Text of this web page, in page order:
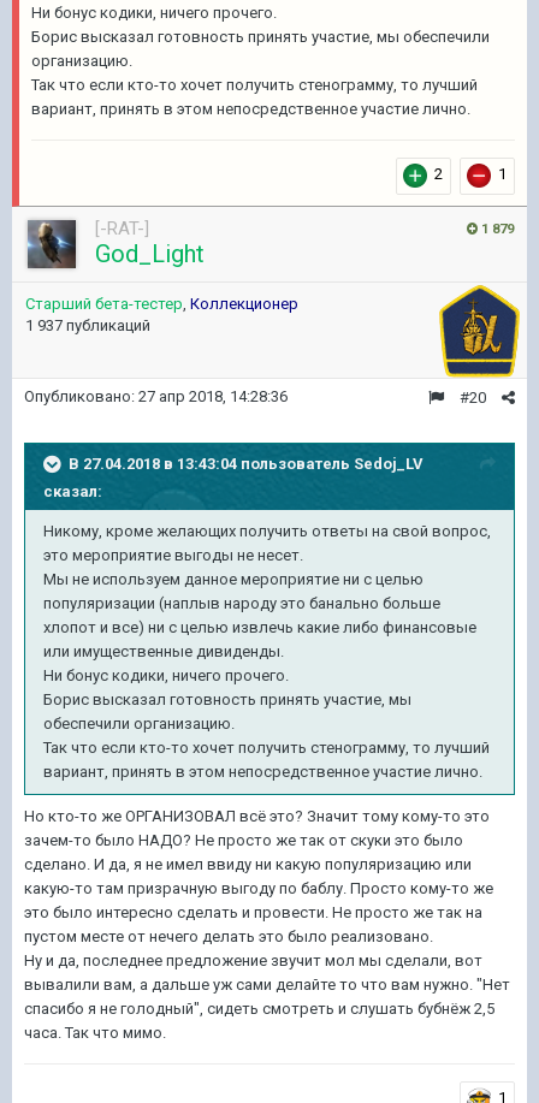
Ни бонус кодики, ничего прочего.
Борис высказал готовность принять участие, мы обеспечили
организацию.
Так что если кто-то хочет получить стенограмму, то лучший
вариант, принять в этом непосредственное участие лично.
2 1
1 879
[-RAT-]
God_Light
Старший бета-тестер, Коллекционер
1 937 публикаций
#20
Опубликовано: 27 апр 2018, 14:28:36
В 27.04.2018 в 13:43:04 пользователь Sedoj_LV
сказал:
Никому, кроме желающих получить ответы на свой вопрос,
это мероприятие выгоды не несет.
Мы не используем данное мероприятие ни с целью
популяризации (наплыв народу это банально больше
хлопот и все) ни с целью извлечь какие либо финансовые
или имущественные дивиденды.
Ни бонус кодики, ничего прочего.
Борис высказал готовность принять участие, мы
обеспечили организацию.
Так что если кто-то хочет получить стенограмму, то лучший
вариант, принять в этом непосредственное участие лично.
Но кто-то же ОРГАНИЗОВАЛ всё это? Значит тому кому-то это
зачем-то было НАДО? Не просто же так от скуки это было
сделано. И да, я не имел ввиду ни какую популяризацию или
какую-то там призрачную выгоду по баблу. Просто кому-то же
это было интересно сделать и провести. Не просто же так на
пустом месте от нечего делать это было реализовано.
Ну и да, последнее предложение звучит мол мы сделали, вот
вывалили вам, а дальше уж сами делайте то что вам нужно. "Нет
спасибо я не голодный", сидеть смотреть и слушать бубнёж 2,5
часа. Так что мимо.
1